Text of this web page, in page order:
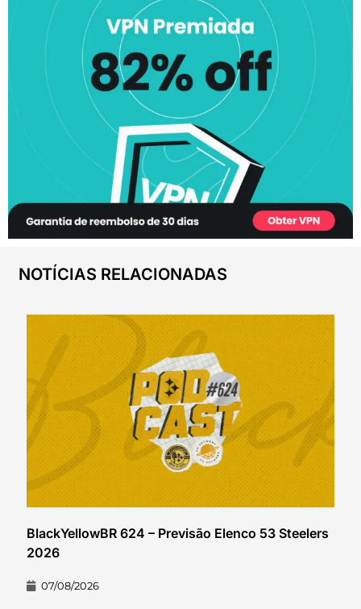
NOTÍCIAS RELACIONADAS
BlackYellowBR 624 – Previsão Elenco 53 Steelers
2026
07/08/2026